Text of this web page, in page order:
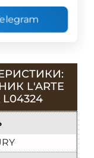
L'ARTE
L04324